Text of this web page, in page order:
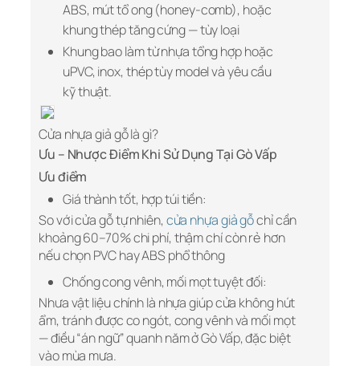
ABS, mút tổ ong (honey‑comb), hoặc
khung thép tăng cứng — tùy loại
Khung bao làm từ nhựa tổng hợp hoặc
uPVC, inox, thép tùy model và yêu cầu
kỹ thuật.
Cửa nhựa giả gỗ là gì?
Ưu – Nhược Điểm Khi Sử Dụng Tại Gò Vấp
Ưu điểm
Giá thành tốt, hợp túi tiền:
So với cửa gỗ tự nhiên, cửa nhựa giả gỗchỉ cần
khoảng 60–70% chi phí, thậm chí còn rẻ hơn
nếu chọn PVC hay ABS phổ thông
Chống cong vênh, mối mọt tuyệt đối:
Nhưa vật liệu chính là nhựa giúp cửa không hút
ẩm, tránh được co ngót, cong vênh và mối mọt
— điều “án ngữ” quanh năm ở Gò Vấp, đặc biệt
vào mùa mưa.